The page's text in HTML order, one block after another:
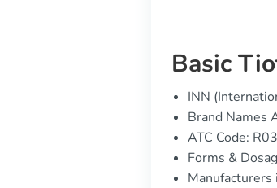
Basic
INN
Brand Names
ATC Code:
Forms &